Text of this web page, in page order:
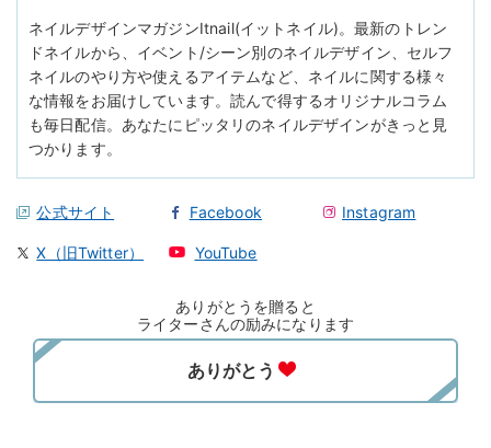
ネイルデザインマガジンItnail(イットネイル)。最新のトレン
ドネイルから、イベント/シーン別のネイルデザイン、セルフ
ネイルのやり方や使えるアイテムなど、ネイルに関する様々
な情報をお届けしています。読んで得するオリジナルコラム
も毎日配信。あなたにピッタリのネイルデザインがきっと見
つかります。
公式サイト Facebook Instagram
X（旧Twitter） YouTube
ありがとうを贈ると
ライターさんの励みになります